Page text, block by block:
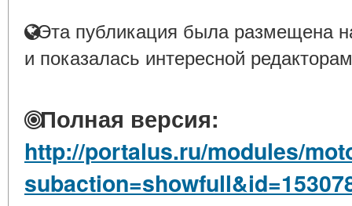
Эта публикация была размещена
и показалась интересной
Полная версия:
http://portalus.ru/modules/